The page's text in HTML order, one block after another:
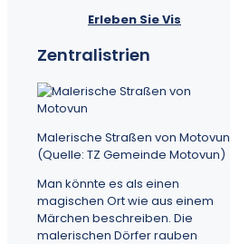
Erleben Sie Vis
Zentralistrien
Malerische Straßen von Motovun
(Quelle: TZ Gemeinde Motovun)
Man könnte es als einen
magischen Ort wie aus einem
Märchen beschreiben. Die
malerischen Dörfer rauben